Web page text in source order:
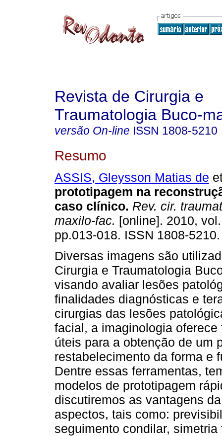
Revista de Cirurgia e
Traumatologia Buco-
versão On-line ISSN 1808-5210
Resumo
ASSIS, Gleysson Matias de
prototipagem na
caso clínico. Rev. cir.
maxilo-fac. [online]. 2010,
pp.013-018. ISSN 1808-5210.
Diversas imagens são
Cirurgia e Traumatologia
visando avaliar lesões
finalidades diagnósticas e
cirurgias das lesões
facial, a imaginologia oferece
úteis para a obtenção de um
restabelecimento da forma e
Dentre essas ferramentas,
modelos de prototipagem
discutiremos as vantagens
aspectos, tais como:
seguimento condilar,